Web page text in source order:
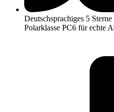
Deutschsprachiges 5
Polarklasse PC6 für echte